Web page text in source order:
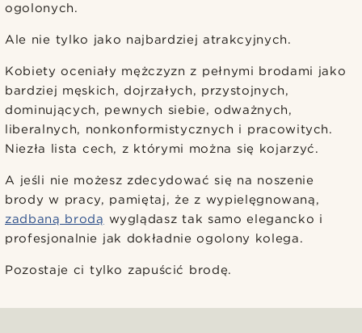
ogolonych.
Ale nie tylko jako najbardziej atrakcyjnych.
Kobiety oceniały mężczyzn z pełnymi brodami jako
bardziej męskich, dojrzałych, przystojnych,
dominujących, pewnych siebie, odważnych,
liberalnych, nonkonformistycznych i pracowitych.
Niezła lista cech, z którymi można się kojarzyć.
A jeśli nie możesz zdecydować się na noszenie
brody w pracy, pamiętaj, że z wypielęgnowaną,
zadbaną brodą wyglądasz tak samo elegancko i
profesjonalnie jak dokładnie ogolony kolega.
Pozostaje ci tylko zapuścić brodę.